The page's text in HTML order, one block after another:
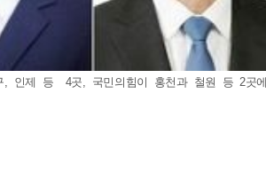
, 인제 등 4곳, 국민의힘이 홍천과 철원 등 2곳